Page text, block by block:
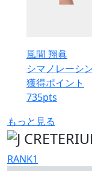
風間 翔眞
シマノレーシ
獲得ポイント
735pts
もっと見る
RANK1